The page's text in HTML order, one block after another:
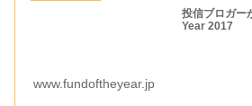
投信ブロガー
Year 2017
www.fundoftheyear.jp